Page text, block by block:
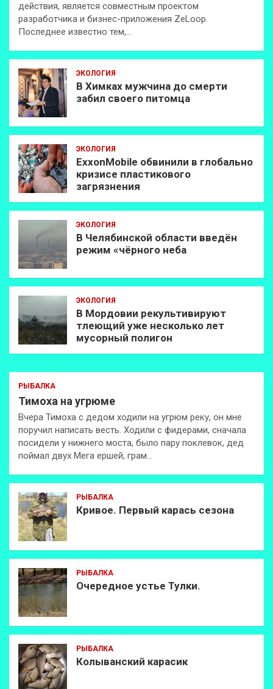
действия, является совместным проектом
разработчика и бизнес-приложения ZeLoop.
Последнее известно тем,…
ЭКОЛОГИЯ
В Химках мужчина до смерти
забил своего питомца
ЭКОЛОГИЯ
ExxonMobilе обвинили в глобально
кризисе пластикового
загрязнения
ЭКОЛОГИЯ
В Челябинской области введён
режим «чёрного неба
ЭКОЛОГИЯ
В Мордовии рекультивируют
тлеющий уже несколько лет
мусорный полигон
РЫБАЛКА
Тимоха на угрюме
Вчера Тимоха с дедом ходили на угрюм реку, он мне
поручил написать весть. Ходили с фидерами, сначала
посидели у нижнего моста, было пару поклевок, дед
поймал двух Мега ершей, грам…
РЫБАЛКА
Кривое. Первый карась сезона
РЫБАЛКА
Очередное устье Тулки.
РЫБАЛКА
Колыванский карасик